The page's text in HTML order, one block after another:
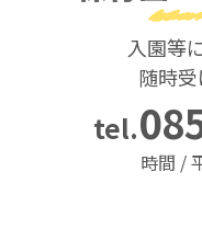
入園等
随時受
tel.
時間 /